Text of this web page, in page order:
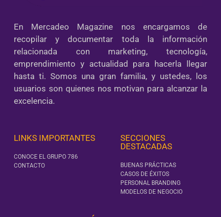
En Mercadeo Magazine nos encargamos de
recopilar y documentar toda la información
relacionada con marketing, tecnología,
emprendimiento y actualidad para hacerla llegar
hasta ti. Somos una gran familia, y ustedes, los
usuarios son quienes nos motivan para alcanzar la
excelencia.
LINKS IMPORTANTES
CONOCE EL GRUPO 786
CONTACTO
SECCIONES
DESTACADAS
BUENAS PRÁCTICAS
CASOS DE ÉXITOS
PERSONAL BRANDING
MODELOS DE NEGOCIO